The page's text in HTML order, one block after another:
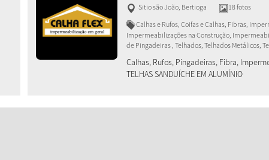
Sitio são João, Bertioga
18 fotos
Calhas e Rufos, Coifas e Calhas, Fibras,
Impermeabilizações na Construção,
de Pingadeiras , Telhados, Telhados Metálicos,
Calhas, Rufos, Pingadeiras, Fibra,
TELHAS SANDUÍCHE EM ALUMÍNIO